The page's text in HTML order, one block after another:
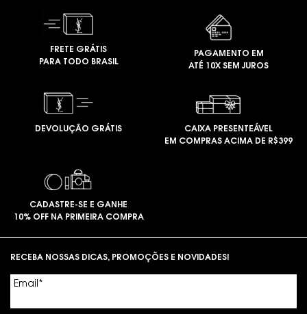
FRETE GRÁTIS
PARA TODO BRASIL
PAGAMENTO EM
ATÉ 10X SEM JUROS
DEVOLUÇÃO GRÁTIS
CAIXA PRESENTEÁVEL
EM COMPRAS ACIMA DE R$399
CADASTRE-SE E GANHE
10% OFF NA PRIMEIRA COMPRA
RECEBA NOSSAS DICAS, PROMOÇÕES E NOVIDADES!
Email *